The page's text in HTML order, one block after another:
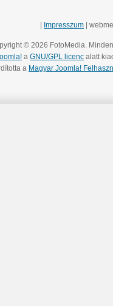
Impresszum |
© 2026 FotoMedia.
a GNU/GPL licenc alatt
a Magyar Joomla!